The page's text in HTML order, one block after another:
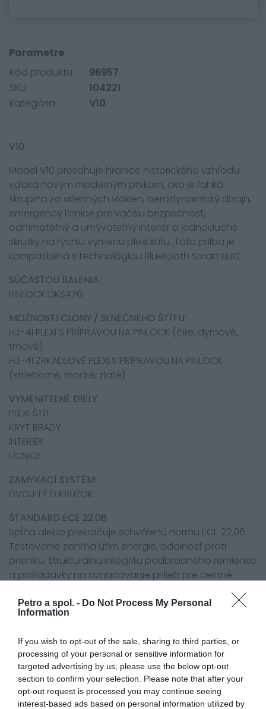
Petro a spol. - Do Not Process My Personal
Information
If you wish to opt-out of the sale, sharing to third parties, or
processing of your personal or sensitive information for
targeted advertising by us, please use the below opt-out
section to confirm your selection. Please note that after your
opt-out request is processed you may continue seeing
interest-based ads based on personal information utilized by
Parametre
Kód produktu:
96957
SKU:
104221
Kategória:
V10
V10
Model V10 presahuje hranice historického vzhľadu
vďaka novým moderným prvkom, ako je ľahká
škrupina zo sklenných vlákien, aerodynamický dizajn,
emergency lícnice pre väčšiu bezpečnosť,
odnímateľný a umývateľný interiér a jednoduché
skrutky na rýchlu výmenu plexi štítu. Táto prilba je
kompatibilná s technológiou Bluetooth Smart HJC.
SÚČASŤOU BALENIA:
PINLOCK DKS476
MOŽNOSTI CLONY / SLNEČNÉHO ŠTÍTU:
HJ-41 PLEXI S PRÍPRAVOU NA PINLOCK (číre, dymové,
tmavé)
HJ-41 ZRKADLOVÉ PLEXI S PRÍPRAVOU NA PINLOCK
(strieborné, modré, zlaté)
VYMENITEĽNÉ DIELY:
PLEXI ŠTÍT
KRYT BRADY
INTERIÉR
LÍCNICE
ZAMYKACÍ SYSTÉM:
DVOJITÝ D KRÚŽOK
ŠTANDARD ECE 22.06
Spĺňa alebo prekračuje schválenú normu ECE 22.06.
Testovanie zahŕňa útlm energie, odolnosť proti
prieniku, štrukturálnu integritu podbradného remienka
a požiadavky na označovanie prilieb pre cestné
ŠKRUPINA ZO SKLENENÝCH VLÁKIEN
je navrhnutá tak, aby bola ľahká s vynikajúcim
prispôsobením a komfortom, s použitím technológie
CAD.
EMERGENCY LÍCNICE